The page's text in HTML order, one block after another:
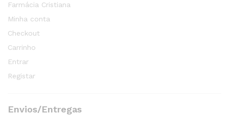
Farmácia Cristiana
Minha conta
Checkout
Carrinho
Entrar
Registar
Envios/Entregas